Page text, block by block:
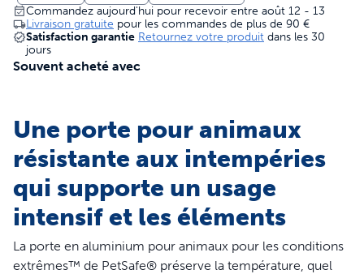
Commandez aujourd'hui pour recevoir entre août 12 - 13
Livraison gratuite pour les commandes de plus de 90 €
Satisfaction garantie Retournez votre produit dans les 30
jours
Souvent acheté avec
Une porte pour animaux
résistante aux intempéries
qui supporte un usage
intensif et les éléments
La porte en aluminium pour animaux pour les conditions
extrêmes™ de PetSafe® préserve la température, quel